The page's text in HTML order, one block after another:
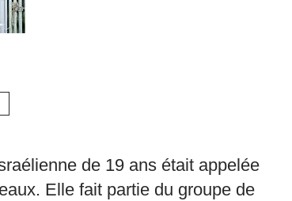
de 19 ans était appelée
Elle fait partie du groupe de